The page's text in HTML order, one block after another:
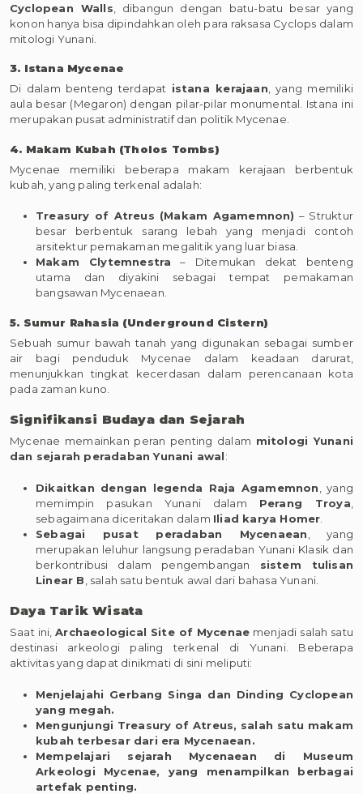
Cyclopean Walls , dibangun dengan batu-batu besar yang
konon hanya bisa dipindahkan oleh para raksasa Cyclops dalam
mitologi Yunani.
3. Istana Mycenae
Di dalam benteng terdapat istana kerajaan, yang memiliki
aula besar (Megaron) dengan pilar-pilar monumental. Istana ini
merupakan pusat administratif dan politik Mycenae.
4. Makam Kubah (Tholos Tombs)
Mycenae memiliki beberapa makam kerajaan berbentuk
kubah, yang paling terkenal adalah:
Treasury of Atreus (Makam Agamemnon) – Struktur
besar berbentuk sarang lebah yang menjadi contoh
arsitektur pemakaman megalitik yang luar biasa.
Makam Clytemnestra – Ditemukan dekat benteng
utama dan diyakini sebagai tempat pemakaman
bangsawan Mycenaean.
5. Sumur Rahasia (Underground Cistern)
Sebuah sumur bawah tanah yang digunakan sebagai sumber
air bagi penduduk Mycenae dalam keadaan darurat,
menunjukkan tingkat kecerdasan dalam perencanaan kota
pada zaman kuno.
Signifikansi Budaya dan Sejarah
Mycenae memainkan peran penting dalam mitologi Yunani
dan sejarah peradaban Yunani awal:
Dikaitkan dengan legenda Raja Agamemnon , yang
memimpin pasukan Yunani dalam Perang Troya
sebagaimana diceritakan dalam Iliad karya Homer
Sebagai pusat peradaban Mycenaean , yang
merupakan leluhur langsung peradaban Yunani Klasik dan
berkontribusi dalam pengembangan sistem tulisan
Linear B , salah satu bentuk awal dari bahasa Yunani.
Daya Tarik Wisata
Saat ini,Archaeological Site of Mycenae menjadi salah satu
destinasi arkeologi paling terkenal di Yunani. Beberapa
aktivitas yang dapat dinikmati di sini meliputi:
Menjelajahi Gerbang Singa dan Dinding Cyclopean
yang megah.
Mengunjungi Treasury of Atreus, salah satu makam
kubah terbesar dari era Mycenaean.
Mempelajari sejarah Mycenaean di Museum
Arkeologi Mycenae, yang menampilkan berbagai
artefak penting.